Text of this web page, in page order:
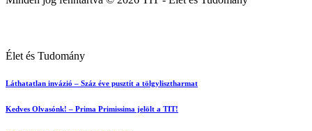
Élet és Tudomány
Láthatatlan invázió – Száz éve pusztít a tölgylisztharmat
Kedves Olvasónk! – Prima Primissima jelölt a TIT!